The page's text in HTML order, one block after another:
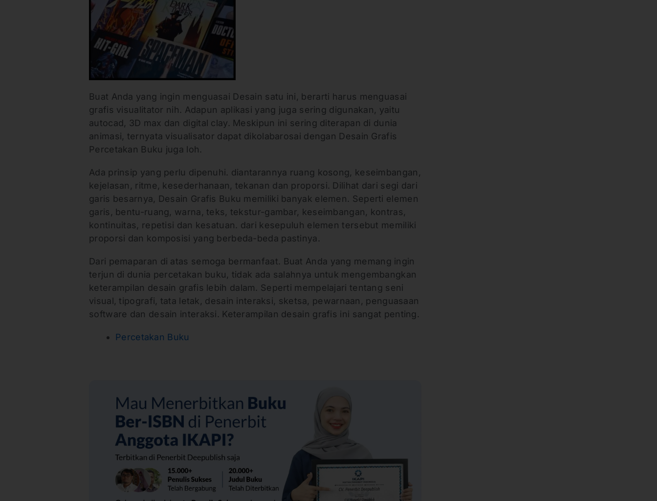
Buat Anda yang ingin menguasai Desain satu ini, berarti harus menguasai
grafis visualitator nih. Adapun aplikasi yang juga sering digunakan, yaitu
autocad, 3D max dan digital clay. Meskipun ini sering diterapan di dunia
animasi, ternyata visualisator dapat dikolabarosai dengan Desain Grafis
Percetakan Buku juga loh.
Ada prinsip yang perlu dipenuhi. diantarannya ruang kosong, keseimbangan,
kejelasan, ritme, kesederhanaan, tekanan dan proporsi. Dilihat dari segi dari
garis besarnya, Desain Grafis Buku memiliki banyak elemen. Seperti elemen
garis, bentu-ruang, warna, teks, tekstur-gambar, keseimbangan, kontras,
kontinuitas, repetisi dan kesatuan. dari kesepuluh elemen tersebut memiliki
proporsi dan komposisi yang berbeda-beda pastinya.
Dari pemaparan di atas semoga bermanfaat. Buat Anda yang memang ingin
terjun di dunia percetakan buku, tidak ada salahnya untuk mengembangkan
keterampilan desain grafis lebih dalam. Seperti mempelajari tentang seni
visual, tipografi, tata letak, desain interaksi, sketsa, pewarnaan, penguasaan
software dan desain interaksi. Keterampilan desain grafis ini sangat penting.
Percetakan Buku